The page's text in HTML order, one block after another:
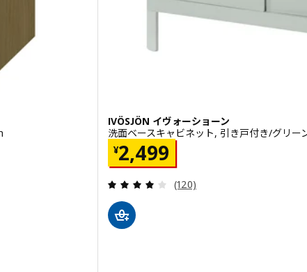
IVÖSJÖN イヴォーショーン
洗面ベースキャビネット, 引き戸付き/グリー
¥2,499
価格 ¥ 2499
レビュー: 4 から 5 星です。
(120)